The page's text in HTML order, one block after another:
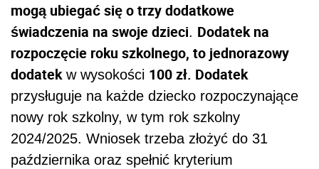
mogą ubiegać się o trzy dodatkowe
świadczenia na swoje dzieci. Dodatek na
rozpoczęcie roku szkolnego, to jednorazowy
dodatek w wysokości 100 zł. Dodatek
przysługuje na każde dziecko rozpoczynające
nowy rok szkolny, w tym rok szkolny
2024/2025. Wniosek trzeba złożyć do 31
października oraz spełnić kryterium